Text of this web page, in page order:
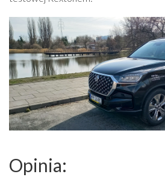
Opinia: